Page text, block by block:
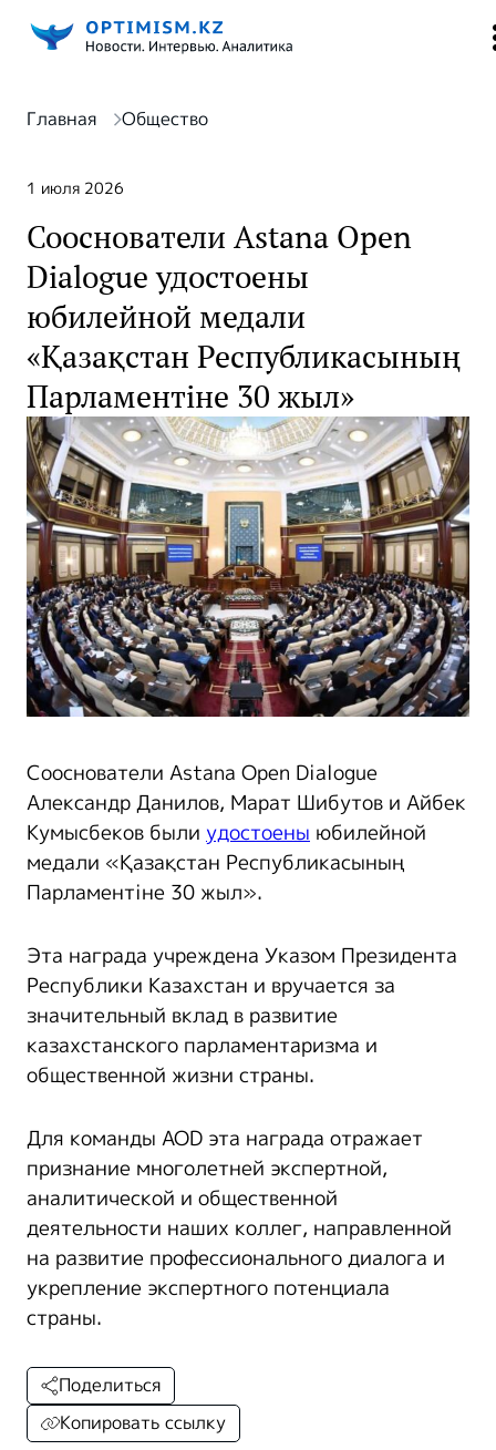
Главная Общество
1 июля 2026
Сооснователи Astana Open
Dialogue удостоены
юбилейной медали
«Қазақстан Республикасының
Парламентіне 30 жыл»
Сооснователи Astana Open Dialogue
Александр Данилов, Марат Шибутов и Айбек
Кумысбеков были удостоены юбилейной
медали «Қазақстан Республикасының
Парламентіне 30 жыл».
Эта награда учреждена Указом Президента
Республики Казахстан и вручается за
значительный вклад в развитие
казахстанского парламентаризма и
общественной жизни страны.
Для команды AOD эта награда отражает
признание многолетней экспертной,
аналитической и общественной
деятельности наших коллег, направленной
на развитие профессионального диалога и
укрепление экспертного потенциала
страны.
Поделиться
Копировать ссылку